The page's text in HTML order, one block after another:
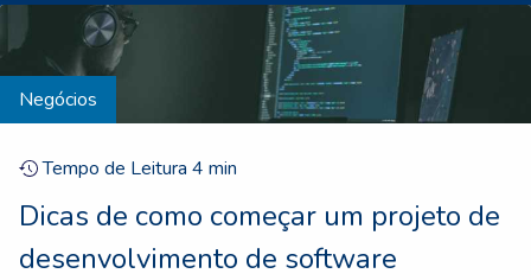
Negócios
Tempo de Leitura 4 min
Dicas de como começar um projeto de
desenvolvimento de software